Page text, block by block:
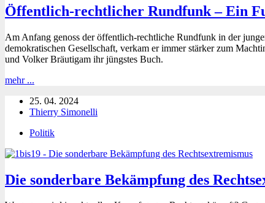
Öffentlich-rechtlicher Rundfunk – Ein
Am Anfang genoss der öffentlich-rechtliche Rundfunk in der
demokratischen Gesellschaft, verkam er immer stärker zum
und Volker Bräutigam ihr jüngstes Buch.
mehr ...
Rundfunk
–
Fundament
Demokratie?
25. 04. 2024
Thierry Simonelli
Politik
Die sonderbare Bekämpfung des